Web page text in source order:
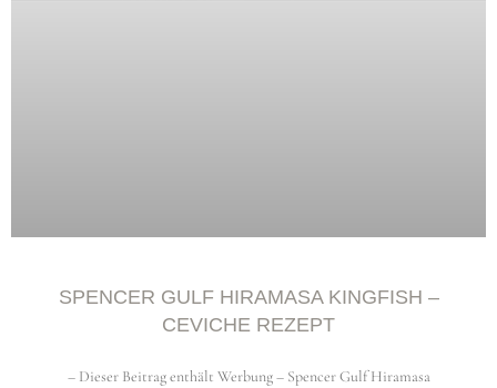
SPENCER GULF HIRAMASA KINGFISH –
CEVICHE REZEPT
– Dieser Beitrag enthält Werbung – Spencer Gulf Hiramasa